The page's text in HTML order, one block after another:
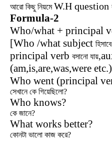
আরো কিছু নিয়মেW.H question
Formula-2
Who/what + principal
[Who /what subject
principal verb বসানো যায়,
(am,is,are,was,were etc.)
Who went (principal
সেখানে কে গিয়েছিলো?
Who knows?
কে জানে?
What works better?
কোনটা ভালো কাজ করে?